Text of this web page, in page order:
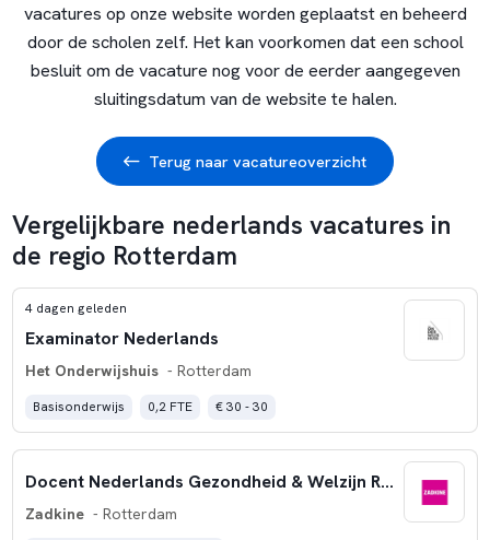
vacatures op onze website worden geplaatst en beheerd
door de scholen zelf. Het kan voorkomen dat een school
besluit om de vacature nog voor de eerder aangegeven
sluitingsdatum van de website te halen.
Terug naar vacatureoverzicht
Vergelijkbare nederlands vacatures in
de regio Rotterdam
4 dagen geleden
Examinator Nederlands
Het Onderwijshuis - Rotterdam
Basisonderwijs 0,2 FTE € 30 - 30
Docent Nederlands Gezondheid & Welzijn Rotterdam Alexander
Zadkine - Rotterdam